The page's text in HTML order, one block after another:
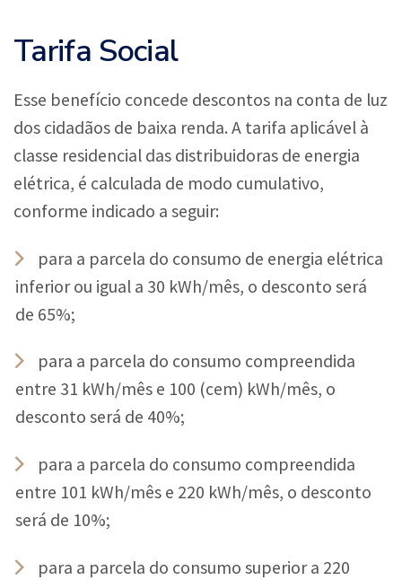
Tarifa Social
Esse benefício concede descontos na conta de luz
dos cidadãos de baixa renda. A tarifa aplicável à
classe residencial das distribuidoras de energia
elétrica, é calculada de modo cumulativo,
conforme indicado a seguir:
para a parcela do consumo de energia elétrica
inferior ou igual a 30 kWh/mês, o desconto será
de 65%;
para a parcela do consumo compreendida
entre 31 kWh/mês e 100 (cem) kWh/mês, o
desconto será de 40%;
para a parcela do consumo compreendida
entre 101 kWh/mês e 220 kWh/mês, o desconto
será de 10%;
para a parcela do consumo superior a 220